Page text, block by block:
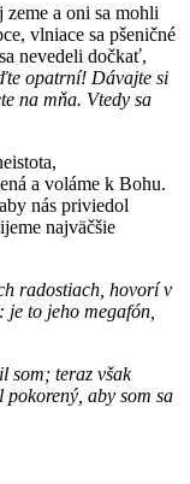
a oni sa mohli
vlniace sa pšeničné
nevedeli dočkať,
opatrní! Dávajte si
na mňa. Vtedy sa
a voláme k Bohu.
nás priviedol
najväčšie
radostiach, hovorí v
to jeho megafón,
som; teraz však
aby som sa